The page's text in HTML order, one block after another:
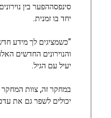
סינפסההפער בין
יחד בו זמנית.
"כשמציגים לך מידע
והנוירונים החדשים
יעיל עם הגיל.
במחקר זה, צוות המחקר
יכולים לשפר גם את